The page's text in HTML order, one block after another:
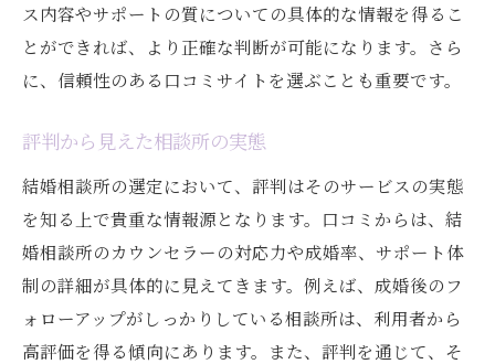
ス内容やサポートの質についての具体的な情報を得るこ
とができれば、より正確な判断が可能になります。さら
に、信頼性のある口コミサイトを選ぶことも重要です。
評判から見えた相談所の実態
結婚相談所の選定において、評判はそのサービスの実態
を知る上で貴重な情報源となります。口コミからは、結
婚相談所のカウンセラーの対応力や成婚率、サポート体
制の詳細が具体的に見えてきます。例えば、成婚後のフ
ォローアップがしっかりしている相談所は、利用者から
高評価を得る傾向にあります。また、評判を通じて、そ